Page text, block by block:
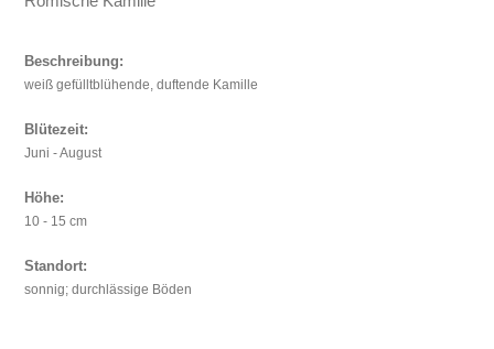
Beschreibung:
weiß gefülltblühende, duftende Kamille
Blütezeit:
Juni - August
Höhe:
10 - 15 cm
Standort:
sonnig; durchlässige Böden